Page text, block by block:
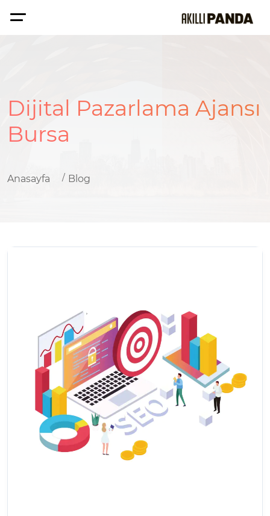
Dijital Pazarlama Ajansı
Bursa
Anasayfa Blog